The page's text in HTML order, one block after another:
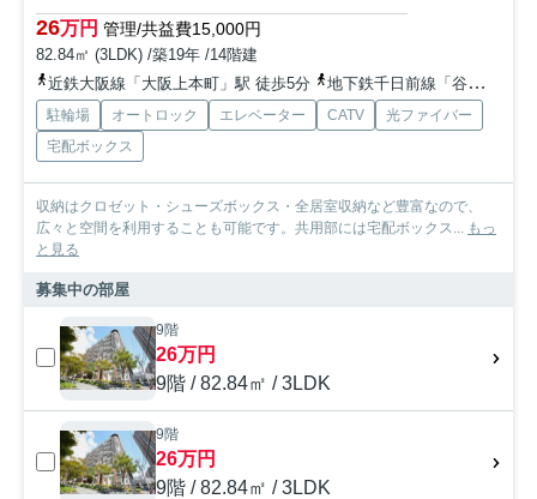
26万円 管理/共益費15,000円
82.84㎡ (3LDK) /築19年 /14階建
近鉄大阪線「大阪上本町」駅 徒歩5分
地下鉄千日前線「谷町九丁目」駅 徒歩7分
駐輪場 オートロック エレベーター CATV
光ファイバー
宅配ボックス
収納はクロゼット・シューズボックス・全居室収納など豊富なので、
広々と空間を利用することも可能です。共用部には宅配ボックス... もっ
と見る
募集中の部屋
9階
26万円
9階 / 82.84㎡ / 3LDK
9階
26万円
9階 / 82.84㎡ / 3LDK